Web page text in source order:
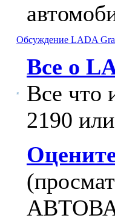
Обсуждение LADA
Все о
Все что
2190